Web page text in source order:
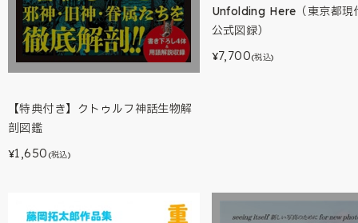
【特典付き】クトゥルフ神話生物解
剖図鑑
¥1,650 (税込)
Unfolding Here（東京都現
公式図録）
¥7,700(税込)